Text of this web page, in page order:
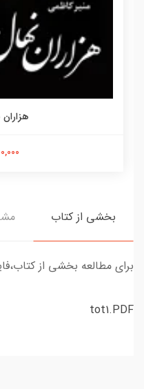
بخشی از کتاب
برای مطالعه بخشی از
tot1.PDF